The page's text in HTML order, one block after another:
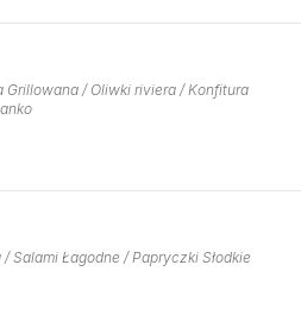
/ Oliwki riviera / Konfitura
Salami Łagodne / Papryczki Słodkie